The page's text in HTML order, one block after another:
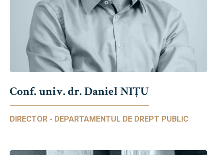
Conf. univ. dr. Daniel NIŢU
DIRECTOR - DEPARTAMENTUL DE DREPT PUBLIC